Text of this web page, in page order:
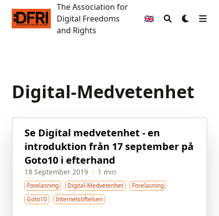
The Association for Digital Freedoms and Rights
The Association for
Digital Freedoms
and Rights
🇬🇧
Digital-Medvetenhet
Se Digital medvetenhet - en
introduktion från 17 september på
Goto10 i efterhand
18 September 2019 · 1 min
Forelasning Digital-Medvetenhet
Forelasning
Goto10
Internetstiftelsen